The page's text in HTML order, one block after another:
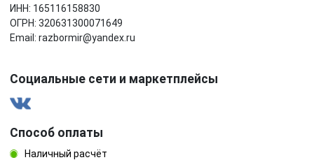
ИНН: 165116158830
ОГРН: 320631300071649
Email: razbormir@yandex.ru
Социальные сети и маркетплейсы
Способ оплаты
Наличный расчёт